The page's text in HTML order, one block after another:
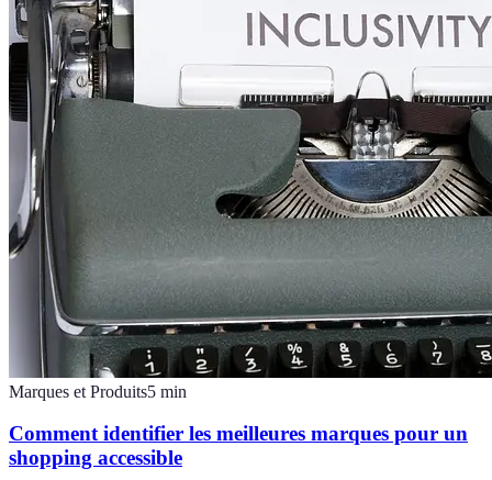
Marques et Produits5 min
Comment identifier les meilleures marques pour un
shopping accessible